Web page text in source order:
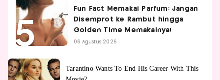
Fun Fact Memakai Parfum: Jangan
Disemprot ke Rambut hingga
Golden Time Memakainya!
06 Agustus 2026